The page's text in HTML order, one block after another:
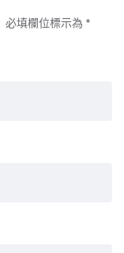
必填欄位標示為 *